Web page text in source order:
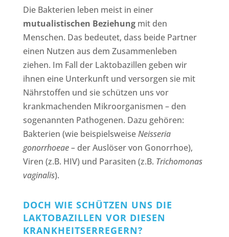
Die Bakterien leben meist in einer
mutualistischen Beziehungmit den
Menschen. Das bedeutet, dass beide Partner
einen Nutzen aus dem Zusammenleben
ziehen. Im Fall der Laktobazillen geben wir
ihnen eine Unterkunft und versorgen sie mit
Nährstoffen und sie schützen uns vor
krankmachenden Mikroorganismen – den
sogenannten Pathogenen. Dazu gehören:
Bakterien (wie beispielsweiseNeisseria
gonorrhoeae – der Auslöser von Gonorrhoe),
Viren (z.B. HIV) und Parasiten (z.B. Trichomonas
vaginalis).
DOCH WIE SCHÜTZEN UNS DIE
LAKTOBAZILLEN VOR DIESEN
KRANKHEITSERREGERN?